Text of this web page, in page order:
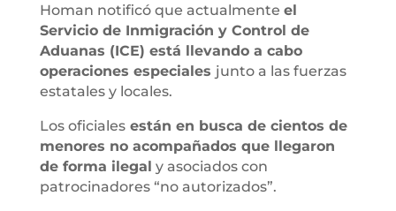
Homan notificó que actualmente el
Servicio de Inmigración y Control de
Aduanas (ICE) está llevando a cabo
operaciones especiales junto a las fuerzas
estatales y locales.
Los oficialesestán en busca de cientos de
menores no acompañados que llegaron
de forma ilegal y asociados con
patrocinadores “no autorizados”.